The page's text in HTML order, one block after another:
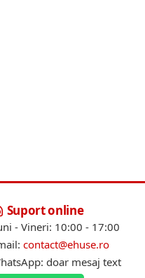
Suport online
- Vineri: 10:00 - 17:00
contact@ehuse.ro
doar mesaj text